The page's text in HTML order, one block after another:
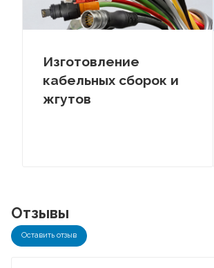
Изготовление
кабельных сборок и
жгутов
Отзывы
Оставить отзыв